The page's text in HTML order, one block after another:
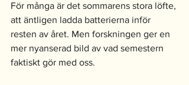
För många är det sommarens stora löfte,
att äntligen ladda batterierna inför
resten av året. Men forskningen ger en
mer nyanserad bild av vad semestern
faktiskt gör med oss.